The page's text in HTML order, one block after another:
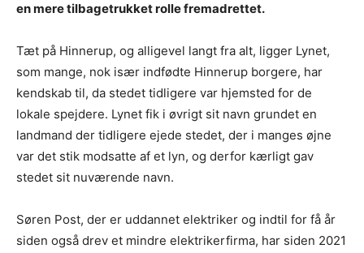
en mere tilbagetrukket rolle fremadrettet.
Tæt på Hinnerup, og alligevel langt fra alt, ligger Lynet,
som mange, nok især indfødte Hinnerup borgere, har
kendskab til, da stedet tidligere var hjemsted for de
lokale spejdere. Lynet fik i øvrigt sit navn grundet en
landmand der tidligere ejede stedet, der i manges øjne
var det stik modsatte af et lyn, og derfor kærligt gav
stedet sit nuværende navn.
Søren Post, der er uddannet elektriker og indtil for få år
siden også drev et mindre elektrikerfirma, har siden 2021